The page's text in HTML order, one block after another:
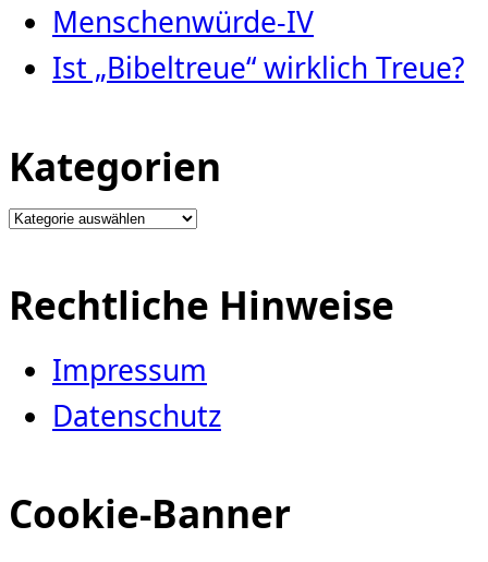
Menschenwürde-IV
Ist „Bibeltreue“ wirklich Treue?
Kategorien
Kategorien
Rechtliche Hinweise
Impressum
Datenschutz
Cookie-Banner